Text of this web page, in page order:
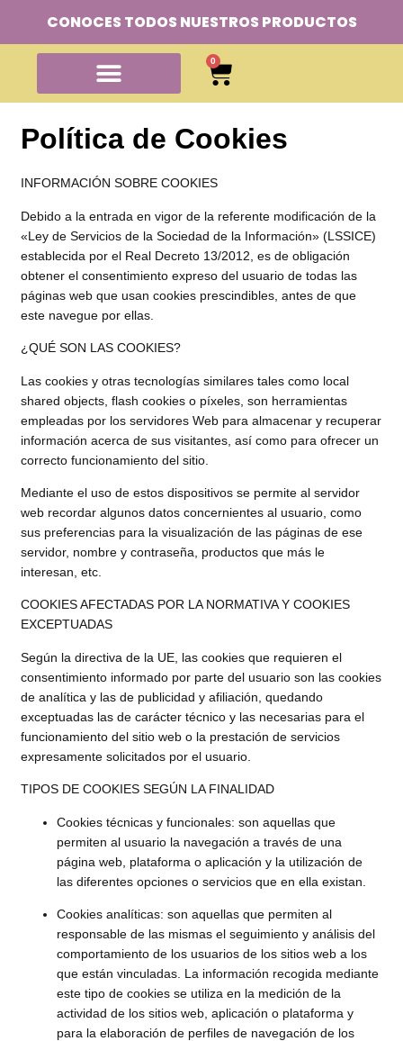
CONOCES TODOS NUESTROS PRODUCTOS
0
Política de Cookies
INFORMACIÓN SOBRE COOKIES
Debido a la entrada en vigor de la referente modificación de la
«Ley de Servicios de la Sociedad de la Información» (LSSICE)
establecida por el Real Decreto 13/2012, es de obligación
obtener el consentimiento expreso del usuario de todas las
páginas web que usan cookies prescindibles, antes de que
este navegue por ellas.
¿QUÉ SON LAS COOKIES?
Las cookies y otras tecnologías similares tales como local
shared objects, flash cookies o píxeles, son herramientas
empleadas por los servidores Web para almacenar y recuperar
información acerca de sus visitantes, así como para ofrecer un
correcto funcionamiento del sitio.
Mediante el uso de estos dispositivos se permite al servidor
web recordar algunos datos concernientes al usuario, como
sus preferencias para la visualización de las páginas de ese
servidor, nombre y contraseña, productos que más le
interesan, etc.
COOKIES AFECTADAS POR LA NORMATIVA Y COOKIES
EXCEPTUADAS
Según la directiva de la UE, las cookies que requieren el
consentimiento informado por parte del usuario son las cookies
de analítica y las de publicidad y afiliación, quedando
exceptuadas las de carácter técnico y las necesarias para el
funcionamiento del sitio web o la prestación de servicios
expresamente solicitados por el usuario.
TIPOS DE COOKIES SEGÚN LA FINALIDAD
Cookies técnicas y funcionales: son aquellas que
permiten al usuario la navegación a través de una
página web, plataforma o aplicación y la utilización de
las diferentes opciones o servicios que en ella existan.
Cookies analíticas: son aquellas que permiten al
responsable de las mismas el seguimiento y análisis del
comportamiento de los usuarios de los sitios web a los
que están vinculadas. La información recogida mediante
este tipo de cookies se utiliza en la medición de la
actividad de los sitios web, aplicación o plataforma y
para la elaboración de perfiles de navegación de los